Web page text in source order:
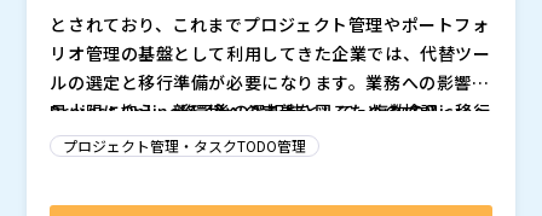
とされており、これまでプロジェクト管理やポートフォ
リオ管理の基盤として利用してきた企業では、代替ツー
ルの選定と移行準備が必要になります。業務への影響を
最小限に抑え、新環境への定着を図るための検証・移行
期間は実質的に残り僅かです。
Project Online終了後の選択肢として、複数のMicros
oft製品を組み合わせる場合、Planner、Project Serv
プロジェクト管理・タスクTODO管理